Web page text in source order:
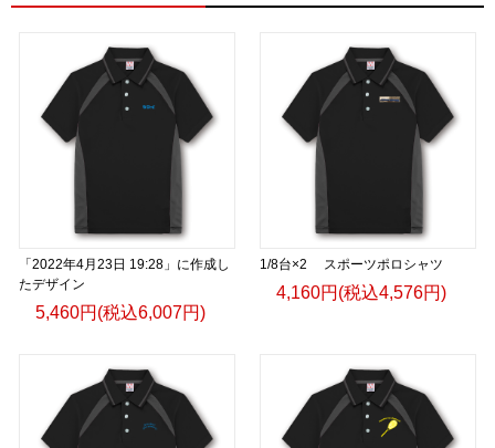
「2022年4月23日 19:28」に作成し
たデザイン
5,460円(税込6,007円)
1/8台×2 スポーツポロシャツ
4,160円(税込4,576円)